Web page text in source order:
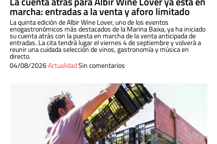
marcha: entradas a la venta y aforo limitado
La quinta edición de Albir Wine Lover, uno de los eventos
enogastronómicos más destacados de la Marina Baixa, ya ha iniciado
su cuenta atrás con la puesta en marcha de la venta anticipada de
entradas. La cita tendrá lugar el viernes 4 de septiembre y volverá a
reunir una cuidada selección de vinos, gastronomía y música en
directo.
04/08/2026ActualidadSin comentarios